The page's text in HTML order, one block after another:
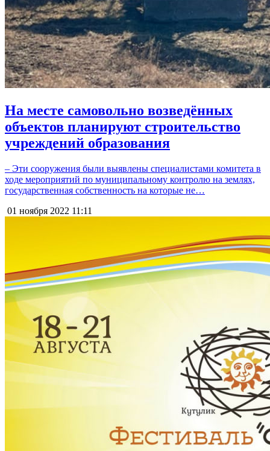
На месте самовольно возведённых
объектов планируют строительство
учреждений образования
– Эти сооружения были выявлены специалистами комитета в
ходе мероприятий по муниципальному контролю на землях,
государственная собственность на которые не…
01 ноября 2022 11:11